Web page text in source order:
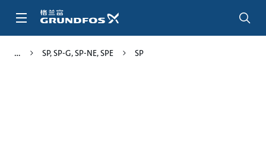
SP, SP-G, SP-NE, SPE SP